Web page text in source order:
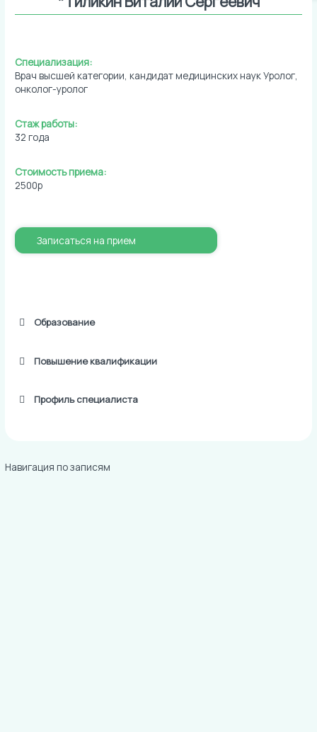
Специализация:
Врач высшей категории, кандидат медицинских наук Уролог,
онколог-уролог
Стаж работы:
32 года
Стоимость приема:
2500р
Записаться на прием
Образование
Повышение квалификации
Профиль специалиста
Навигация по записям